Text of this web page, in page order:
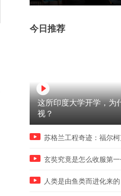
00:30
女子吃酒席时意外发现秋葵黏
8
今日推荐
这所印度大学开学，为
视？
苏格兰工程奇迹：福尔
玄奘究竟是怎么收服第一
人类是由鱼类而进化来的